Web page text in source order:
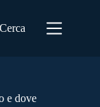
Cerca
e dove